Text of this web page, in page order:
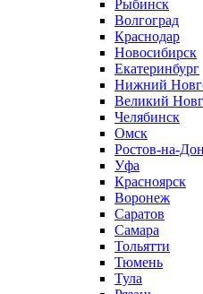
Рыбинск
Волгоград
Краснодар
Новосибирск
Екатеринбург
Нижний
Великий
Челябинск
Омск
Ростов-на-
Уфа
Красноярск
Воронеж
Саратов
Самара
Тольятти
Тюмень
Тула